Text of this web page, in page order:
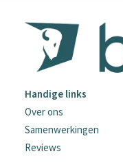
Handige links
Over ons
Samenwerkingen
Reviews